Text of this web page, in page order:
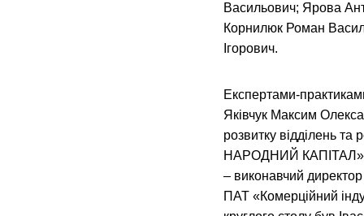
Васильович; Ярова
Корнилюк Роман
Ігорович.
Експертами-
Яківчук Максим
розвитку відділень та
НАРОДНИЙ КАПІТАЛ»
– виконавчий
ПАТ «Комерційний